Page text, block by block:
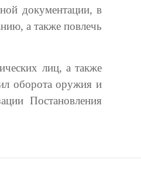
документации, в
а также повлечь
лиц, а также
оборота оружия и
Постановления